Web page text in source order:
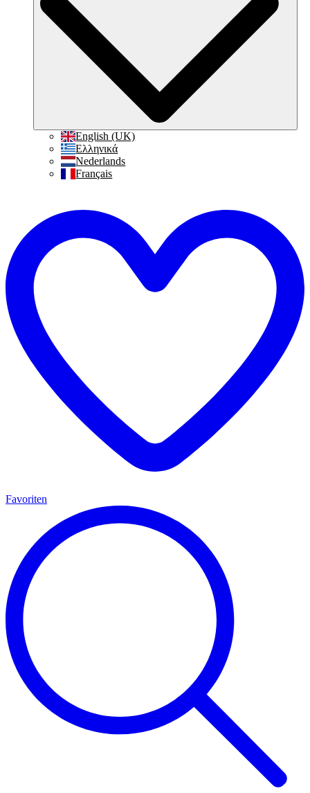
English (UK)
Ελληνικά
Nederlands
Français
Favoriten